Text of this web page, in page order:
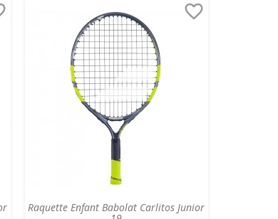
Raquette Enfant Babolat Carlitos Junior
